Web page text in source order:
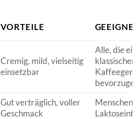
VORTEILE
Cremig, mild, vielseitig
einsetzbar
Alle, die
klassischen
bevorzugen
Gut verträglich, voller
Geschmack
Menschen